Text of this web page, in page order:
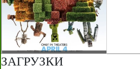
ЗАГРУЗКИ